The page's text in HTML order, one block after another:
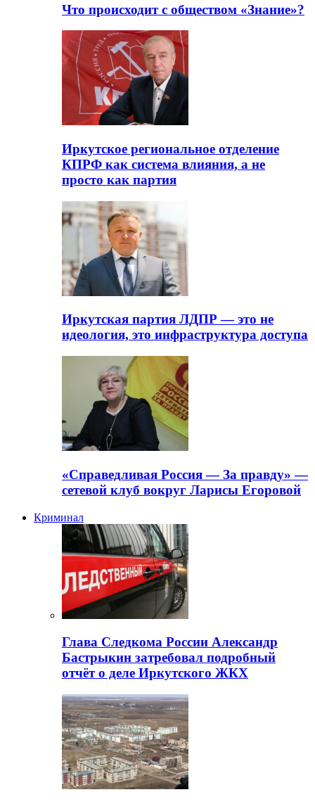
Что происходит с обществом «Знание»?
Иркутское региональное отделение
КПРФ как система влияния, а не
просто как партия
Иркутская партия ЛДПР — это не
идеология, это инфраструктура доступа
«Справедливая Россия — За правду» —
сетевой клуб вокруг Ларисы Егоровой
Криминал
Глава Следкома России Александр
Бастрыкин затребовал подробный
отчёт о деле Иркутского ЖКХ